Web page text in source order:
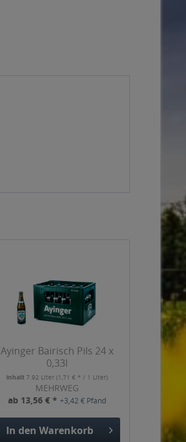
Ayinger Bairisch Pils 24 x
0,33l
Inhalt 7.92 Liter (1,71 € * / 1 Liter)
MEHRWEG
ab 13,56 € * +3,42 € Pfand
In den Warenkorb